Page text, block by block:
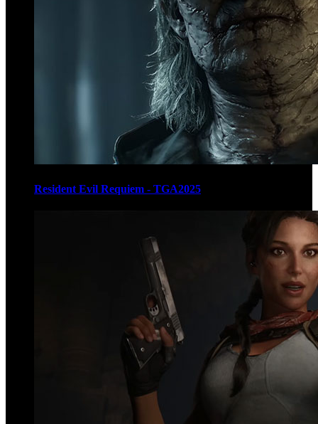
Resident Evil Requiem - TGA2025